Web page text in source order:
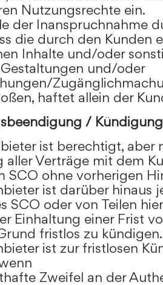
Nutzungsrechte ein.
der Inanspruchnahme
die durch den Kunden
Inhalte und/oder
und/oder
haftet allein der
/ Kündigung
ist berechtigt, aber
aller Verträge mit dem
SCO ohne vorherigen
ist darüber hinaus
SCO oder von Teilen
Einhaltung einer Frist
fristlos zu kündigen.
ist zur fristlosen
Zweifel an der